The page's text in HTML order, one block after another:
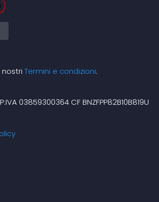
Termini e condizioni.
P.IVA 03859300364 CF BNZFPP82B10B819U